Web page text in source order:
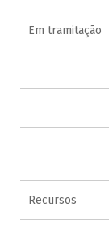
Em tramitação
Recursos